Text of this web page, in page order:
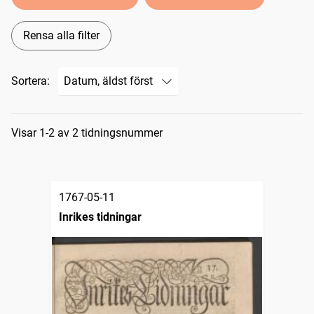
Rensa alla filter
Sortera:
Sökresultat
Visar 1-2 av 2 tidningsnummer
1767-05-11
Inrikes tidningar